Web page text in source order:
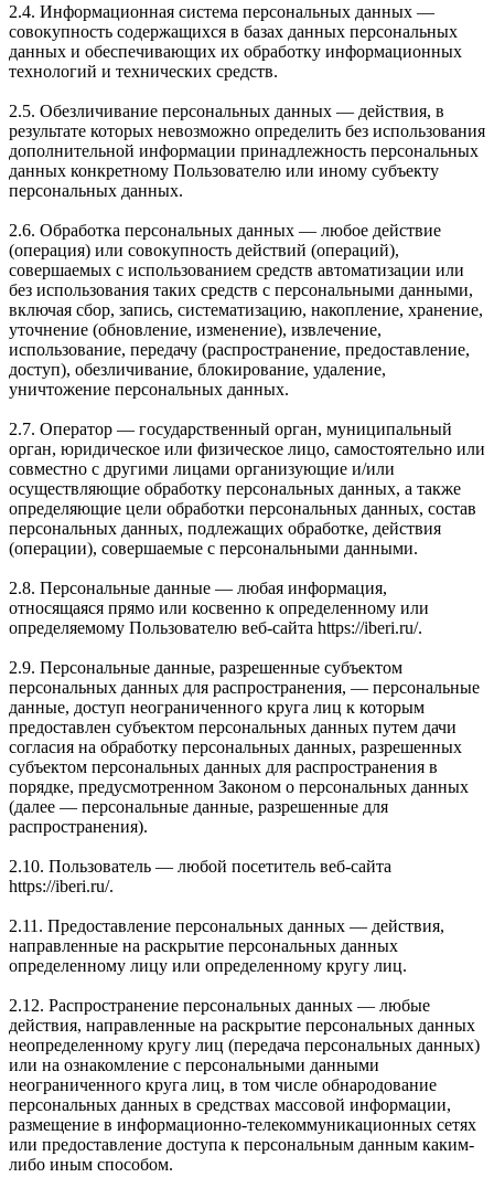
2.4. Информационная система персональных данных —
совокупность содержащихся в базах данных персональных
данных и обеспечивающих их обработку информационных
технологий и технических средств.
2.5. Обезличивание персональных данных — действия, в
результате которых невозможно определить без использования
дополнительной информации принадлежность персональных
данных конкретному Пользователю или иному субъекту
персональных данных.
2.6. Обработка персональных данных — любое действие
(операция) или совокупность действий (операций),
совершаемых с использованием средств автоматизации или
без использования таких средств с персональными данными,
включая сбор, запись, систематизацию, накопление, хранение,
уточнение (обновление, изменение), извлечение,
использование, передачу (распространение, предоставление,
доступ), обезличивание, блокирование, удаление,
уничтожение персональных данных.
2.7. Оператор — государственный орган, муниципальный
орган, юридическое или физическое лицо, самостоятельно или
совместно с другими лицами организующие и/или
осуществляющие обработку персональных данных, а также
определяющие цели обработки персональных данных, состав
персональных данных, подлежащих обработке, действия
(операции), совершаемые с персональными данными.
2.8. Персональные данные — любая информация,
относящаяся прямо или косвенно к определенному или
определяемому Пользователю веб-сайта https://iberi.ru/.
2.9. Персональные данные, разрешенные субъектом
персональных данных для распространения, — персональные
данные, доступ неограниченного круга лиц к которым
предоставлен субъектом персональных данных путем дачи
согласия на обработку персональных данных, разрешенных
субъектом персональных данных для распространения в
порядке, предусмотренном Законом о персональных данных
(далее — персональные данные, разрешенные для
распространения).
2.10. Пользователь — любой посетитель веб-сайта
https://iberi.ru/.
2.11. Предоставление персональных данных — действия,
направленные на раскрытие персональных данных
определенному лицу или определенному кругу лиц.
2.12. Распространение персональных данных — любые
действия, направленные на раскрытие персональных данных
неопределенному кругу лиц (передача персональных данных)
или на ознакомление с персональными данными
неограниченного круга лиц, в том числе обнародование
персональных данных в средствах массовой информации,
размещение в информационно-телекоммуникационных сетях
или предоставление доступа к персональным данным каким-
либо иным способом.